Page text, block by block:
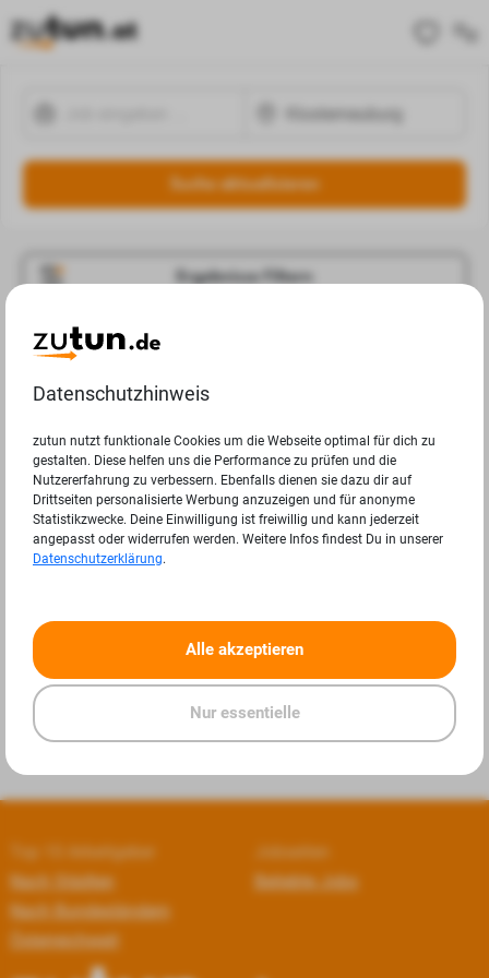
Suche aktualisieren
Ergebnisse Filtern
Jobangebote
Deine Suchanfrage in Klosterneuburg ergab leider keine
Ergebnisse.
Top 10 Arbeitgeber
Nach Städten
Nach Bundesländern
Österreichweit
Jobseiten
Beliebte Jobs
Datenschutzhinweis
zutun nutzt funktionale Cookies um die Webseite optimal für dich zu
gestalten. Diese helfen uns die Performance zu prüfen und die
Nutzererfahrung zu verbessern. Ebenfalls dienen sie dazu dir auf
Drittseiten personalisierte Werbung anzuzeigen und für anonyme
Statistikzwecke. Deine Einwilligung ist freiwillig und kann jederzeit
angepasst oder widerrufen werden. Weitere Infos findest Du in unserer
Datenschutzerklärung.
Alle akzeptieren
Nur essentielle